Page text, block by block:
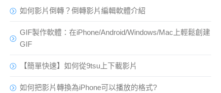
如何影片倒轉？倒轉影片編輯軟體介紹
GIF製作軟體：在iPhone/Android/Windows/Mac上輕鬆創建
GIF
【簡單快速】如何從9tsu上下載影片
如何把影片轉換為iPhone可以播放的格式?